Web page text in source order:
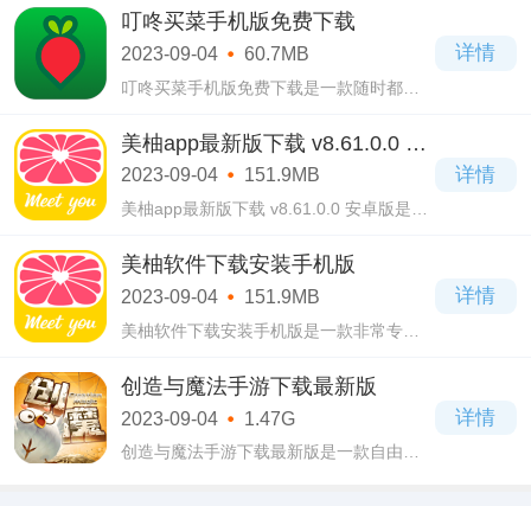
款叮咚买菜软件官方版下载v11.0.2软件当
中拥有海量的商品资源，品类齐全，有新
鲜蔬菜
叮咚买菜手机版免费下载
2023-09-04 60.7MB
叮咚买菜手机版免费下载是一款随时都可
户提供了新鲜水果蔬菜、南北干货、方便
速食以及厨房用品等商品照样可以从中购
买到
详情
美柚app最新版下载 v8.61.0.0 安
卓版
2023-09-04 151.9MB
美柚app最新版下载 v8.61.0.0 安卓版是由
记录经期的生活服务软件，为用户提供了
管理健康、解决问题、寻找闺蜜、娱乐交
流等服务
详情
美柚软件下载安装手机版
2023-09-04 151.9MB
美柚软件下载安装手机版是一款非常专业
非常好用，开启经期、备孕、怀孕、育儿
四大模式，让你更好的更健康的怀孕，在
此期间
详情
创造与魔法手游下载最新版
2023-09-04 1.47G
创造与魔法手游下载最新版是一款自由度
详情